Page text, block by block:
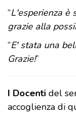
“L'esperienza è
grazie alla
“E' stata una
Grazie!”
I Docenti del
accoglienza di